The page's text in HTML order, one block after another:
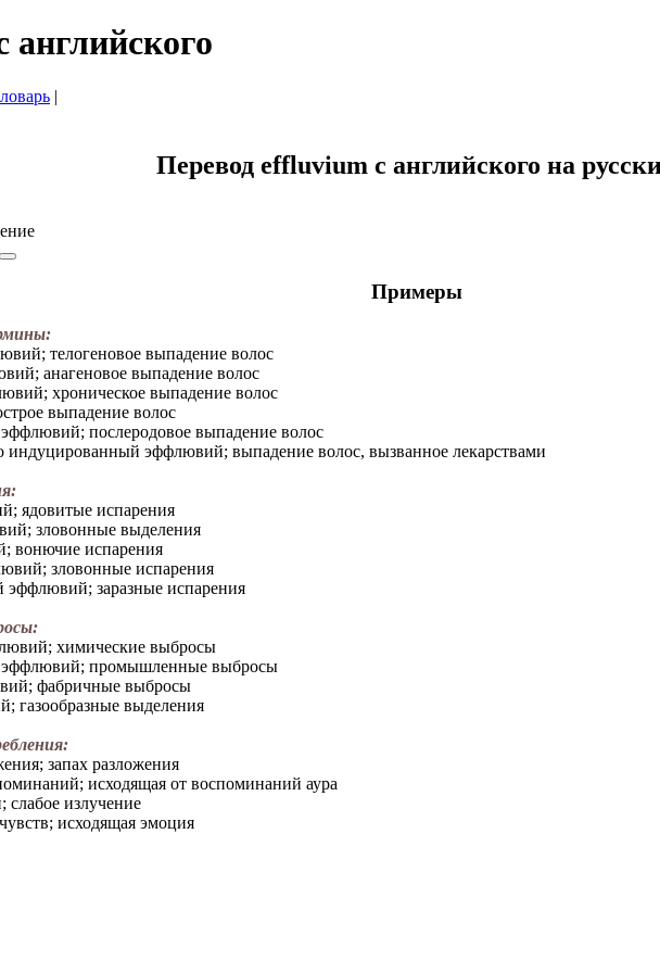
|
Перевод effluvium с английского на
Примеры
телогеновое выпадение волос
анагеновое выпадение волос
хроническое выпадение волос
выпадение волос
послеродовое выпадение волос
индуцированный эффлювий; выпадение волос, вызванное лекарствами
ядовитые испарения
зловонные выделения
вонючие испарения
зловонные испарения
заразные испарения
химические выбросы
промышленные выбросы
фабричные выбросы
газообразные выделения
запах разложения
исходящая от воспоминаний аура
излучение
исходящая эмоция